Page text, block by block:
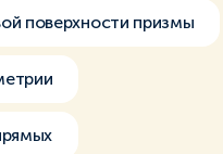
поверхности призмы